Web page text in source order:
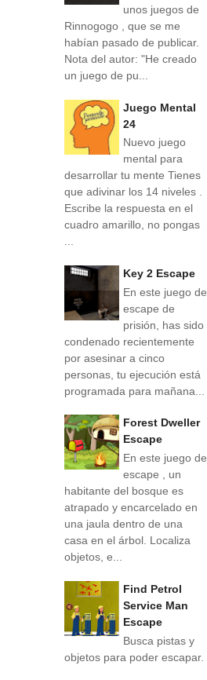
unos juegos de
Rinnogogo , que se me
habían pasado de publicar.
Nota del autor: "He creado
un juego de pu...
Juego Mental
24
Nuevo juego
mental para
desarrollar tu mente Tienes
que adivinar los 14 niveles .
Escribe la respuesta en el
cuadro amarillo, no pongas
...
Key 2 Escape
En este juego de
escape de
prisión, has sido
condenado recientemente
por asesinar a cinco
personas, tu ejecución está
programada para mañana...
Forest Dweller
Escape
En este juego de
escape , un
habitante del bosque es
atrapado y encarcelado en
una jaula dentro de una
casa en el árbol. Localiza
objetos, e...
Find Petrol
Service Man
Escape
Busca pistas y
objetos para poder escapar.